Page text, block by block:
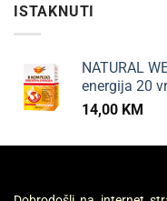
ISTAKNUTI
NATURAL
energija 20
14,00 KM